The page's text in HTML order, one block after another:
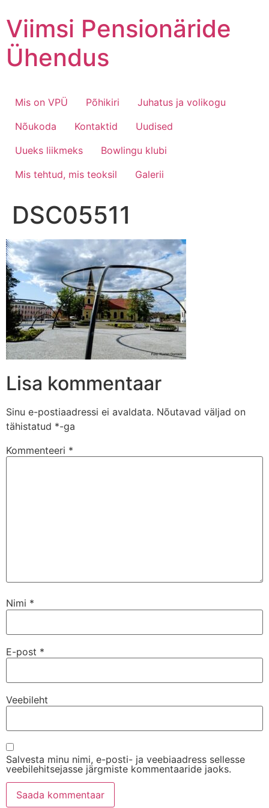
to
content
Viimsi Pensionäride
Ühendus
Mis on VPÜ Põhikiri
Juhatus ja volikogu
Nõukoda
Kontaktid
Uudised
Uueks liikmeks
Bowlingu klubi
Mis tehtud, mis teoksil
Galerii
DSC05511
Lisa kommentaar
Sinu e-postiaadressi ei avaldata. Nõutavad väljad on
tähistatud *-ga
Kommenteeri *
Nimi *
E-post *
Veebileht
Salvesta minu nimi, e-posti- ja veebiaadress sellesse
veebilehitsejasse järgmiste kommentaaride jaoks.